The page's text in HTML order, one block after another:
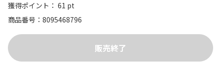
獲得ポイント： 61 pt
商品番号
8095468796